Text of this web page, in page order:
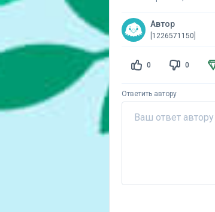
Автор
[1226571150]
0 0
Ответить автору